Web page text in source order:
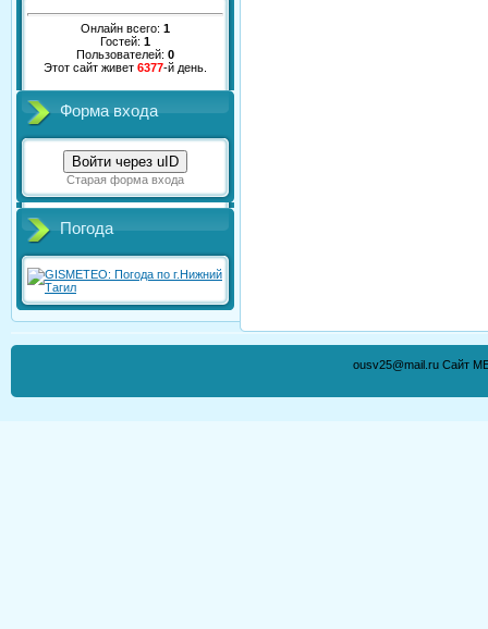
Онлайн всего: 1
Гостей: 1
Пользователей: 0
Этот сайт живет 6377-й день.
Форма входа
Войти через uID
Старая форма входа
Погода
ousv25@mail.ru Сайт